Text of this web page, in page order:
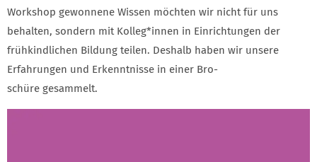
Workshop gewonnene Wissen möchten wir nicht für uns
behalten, sondern mit Kolleg*innen in Einrichtungen der
frühkindlichen Bildung teilen. Deshalb haben wir unsere
Erfahrungen und Erkenntnisse in einer Bro-
schüre gesammelt.